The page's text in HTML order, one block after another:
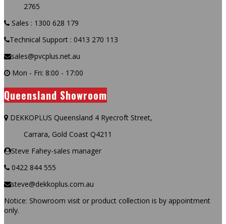
2765
Sales : 1300 628 179
Technical Support : 0413 270 113
sales@pvcplus.net.au
Mon - Fri: 8:00 - 17:00
Queensland Showroom
DEKKOPLUS Queensland 4 Ryecroft Street,
Carrara, Gold Coast Q4211
Steve Fahey-sales manager
0422 844 555
steve@dekkoplus.com.au
Notice: Showroom visit or product collection is by appointment
only.